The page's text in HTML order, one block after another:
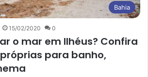
Bahia
15/02/2020 0
o mar em Ilhéus? Confira
para banho,